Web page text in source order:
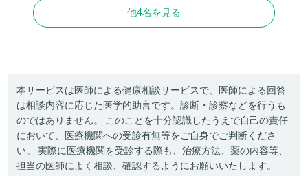
他4名を見る
本サービスは医師による健康相談サービスで、医師による回答
は相談内容に応じた医学的助言です。診断・診察などを行うも
のではありません。 このことを十分認識したうえで自己の責任
において、医療機関への受診有無等をご自身でご判断くださ
い。 実際に医療機関を受診する際も、治療方法、薬の内容等、
担当の医師によく相談、確認するようにお願いいたします。